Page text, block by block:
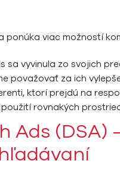
ponúka viac možností
sa vyvinula zo svojich
považovať za ich
ktorí prejdú na
rovnakých
Ads